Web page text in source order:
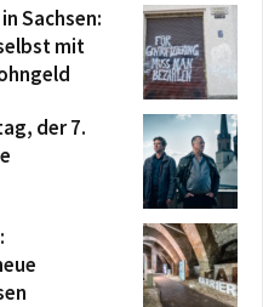
Sachsen:
mit
der 7.